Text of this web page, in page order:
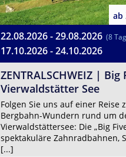
22.08.2026 - 29.08.2026 (8
17.10.2026 - 24.10.2026
ab
ZENTRALSCHWEIZ | Big
Vierwaldstätter See
Folgen Sie uns auf einer Reise
Bergbahn-Wundern rund um
Vierwaldstättersee: Die „Big
spektakuläre Zahnradbahnen,
[...]